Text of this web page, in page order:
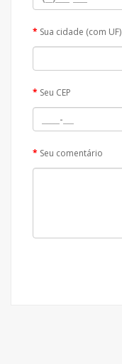
Sua cidade (com UF)
Seu CEP
Seu comentário